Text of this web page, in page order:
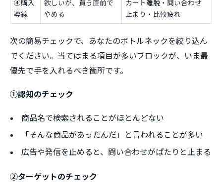
④購入
導線
欲しいが、買う直前で
やめる
カート離脱・問い合わせ
止まり・比較疲れ
次の簡易チェックで、あなたのボトルネックを絞り込ん
でください。当てはまる項目が多いブロックが、いま最
優先で手を入れるべき箇所です。
①認知のチェック
商品名で検索されることがほとんどない
「そんな商品があったんだ」と言われることが多い
広告や発信を止めると、問い合わせがぱたりと止まる
②ターゲットのチェック